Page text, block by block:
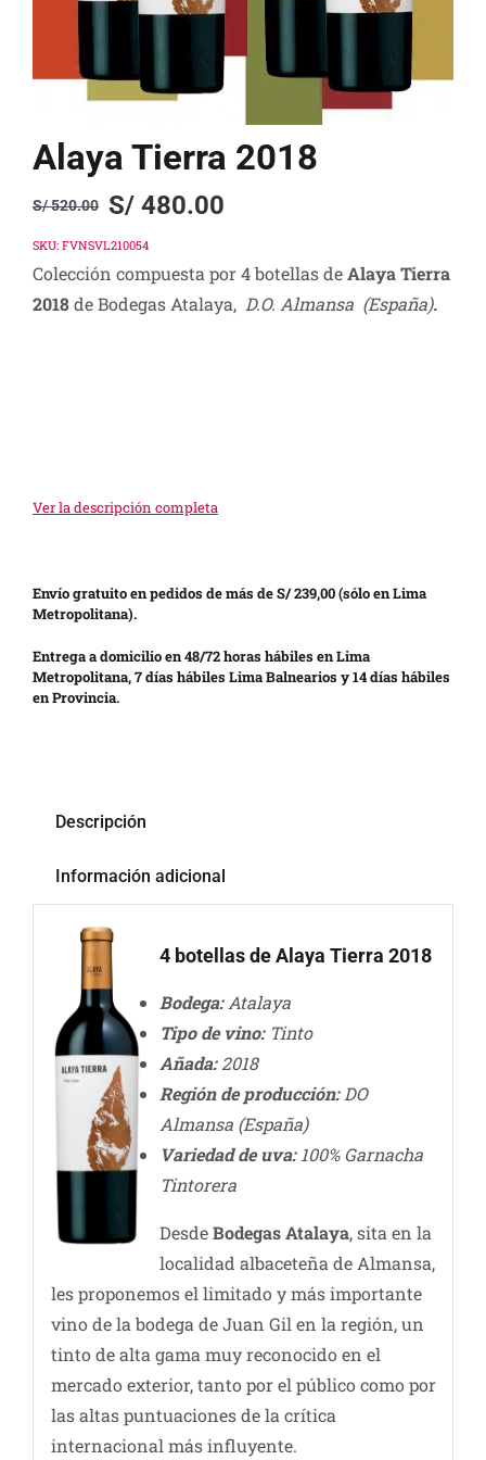
Alaya Tierra 2018
S/520.00
Original
price
was:
S/ 520.00.
S/480.00
Current
price
is:
S/ 480.00.
SKU: FVNSVL210054
Colección compuesta por 4 botellas deAlaya Tierra
2018de Bodegas Atalaya, D.O. Almansa (España).
Ver la descripción completa
Envío gratuito en pedidos de más de S/ 239,00 (sólo en Lima
Metropolitana).
Entrega a domicilio en 48/72 horas hábiles en Lima
Metropolitana, 7 días hábiles Lima Balnearios y 14 días hábiles
en Provincia.
Descripción
Información adicional
4 botellas de Alaya Tierra 2018
Bodega:Atalaya
Tipo de vino:Tinto
Añada:2018
Región de producción:DO
Almansa (España)
Variedad de uva:100% Garnacha
Tintorera
DesdeBodegas Atalaya, sita en la
localidad albaceteña de Almansa,
les proponemos el limitado y más importante
vino de la bodega de Juan Gil en la región, un
tinto de alta gama muy reconocido en el
mercado exterior, tanto por el público como por
las altas puntuaciones de la crítica
internacional más influyente.